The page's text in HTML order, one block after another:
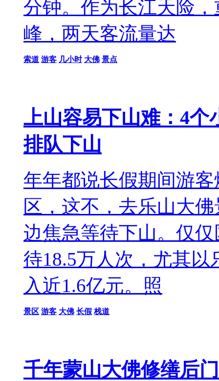
分钟。作为长江天险
峰，两天客流量达
索道 游客 几小时 大佛 景点
上山容易下山难：4个
排队下山
年年都说长假期间游
区，这不，去乐山大
边焦急等待下山。仅
待18.5万人次，尤其
入近1.6亿元。照
景区 游客 大佛 长假 栈道
千年蒙山大佛修缮后